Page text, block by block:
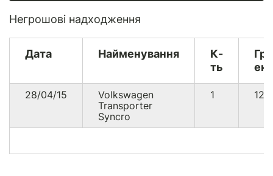
Негрошові надходження
Дата Найменування
К-
ть
28/04/15
Volkswagen
Transporter
Syncro
1